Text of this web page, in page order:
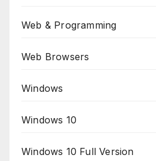
Web & Programming
Web Browsers
Windows
Windows 10
Windows 10 Full Version